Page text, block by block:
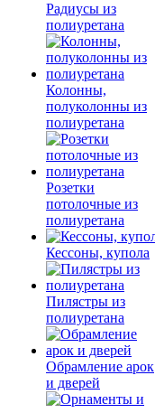
Радиусы из
полиуретана
Колонны,
полуколонны из
полиуретана
Розетки
потолочные из
полиуретана
Кессоны, купола
Пилястры из
полиуретана
Обрамление арок
и дверей